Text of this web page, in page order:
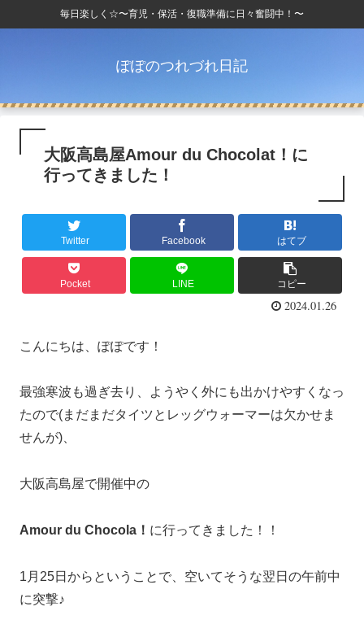
毎日楽しく☆〜育児・保活・復職準備に日々奮闘中！〜
ぽぽのつれづれ日記
大阪高島屋Amour du Chocolat！に
行ってきました！
Twitter Facebook はてブ
Pocket LINE コピー
2024.01.26
こんにちは、ぽぽです！
最強寒波も過ぎ去り、ようやく外にも出かけやすくなっ
たので(まだまだタイツとレッグウォーマーは欠かせま
せんが)、
大阪高島屋で開催中の
Amour du Chocola！ に行ってきました！！
1月25日からということで、空いてそうな翌日の午前中
に突撃♪